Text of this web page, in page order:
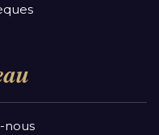
nous